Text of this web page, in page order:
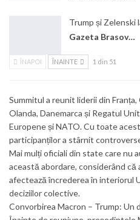
Trump și Zelenski
Gazeta Brasovului
ÎNAPOI ÎNAINTE 1 din 51
Summitul a reunit liderii din Franța,
Olanda, Danemarca și Regatul
Europene și NATO. Cu toate
participanților a stârnit
Mai mulți oficiali din state care nu
această abordare, considerând că
afectează încrederea în interiorul
deciziilor colective.
Convorbirea Macron – Trump: Un